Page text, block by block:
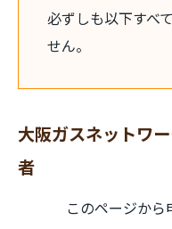
必ずしも以下すべ
せん。
大阪ガスネットワ
者
このページか